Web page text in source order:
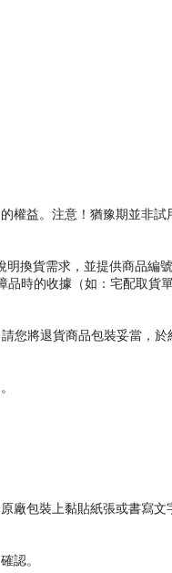
權益。注意！猶豫期並非試
換貨需求，並提供商品編
時的收據（如：宅配取貨
您將退貨商品包裝妥當，於
廠包裝上黏貼紙張或書寫
認。